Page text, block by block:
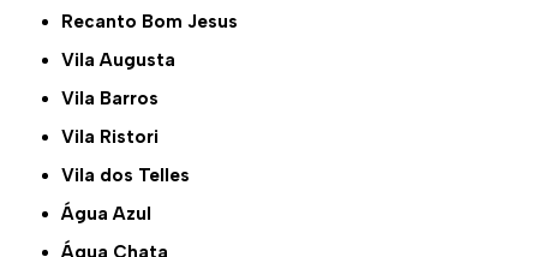
Recanto Bom Jesus
Vila Augusta
Vila Barros
Vila Ristori
Vila dos Telles
Água Azul